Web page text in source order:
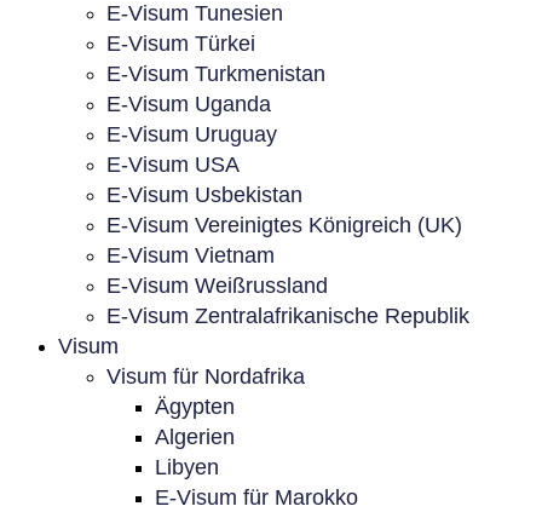
E-Visum Tunesien
E-Visum Türkei
E-Visum Turkmenistan
E-Visum Uganda
E-Visum Uruguay
E-Visum USA
E-Visum Usbekistan
E-Visum Vereinigtes Königreich (UK)
E-Visum Vietnam
E-Visum Weißrussland
E-Visum Zentralafrikanische Republik
Visum
Visum für Nordafrika
Ägypten
Algerien
Libyen
E-Visum für Marokko